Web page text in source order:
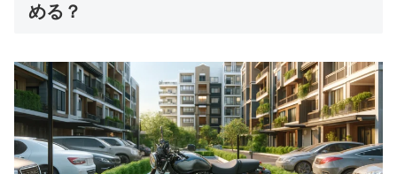
める？